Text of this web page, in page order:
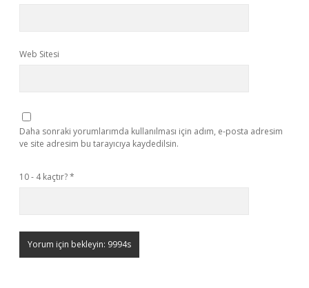
Web Sitesi
Daha sonraki yorumlarımda kullanılması için adım, e-posta adresim
ve site adresim bu tarayıcıya kaydedilsin.
10 - 4 kaçtır?*